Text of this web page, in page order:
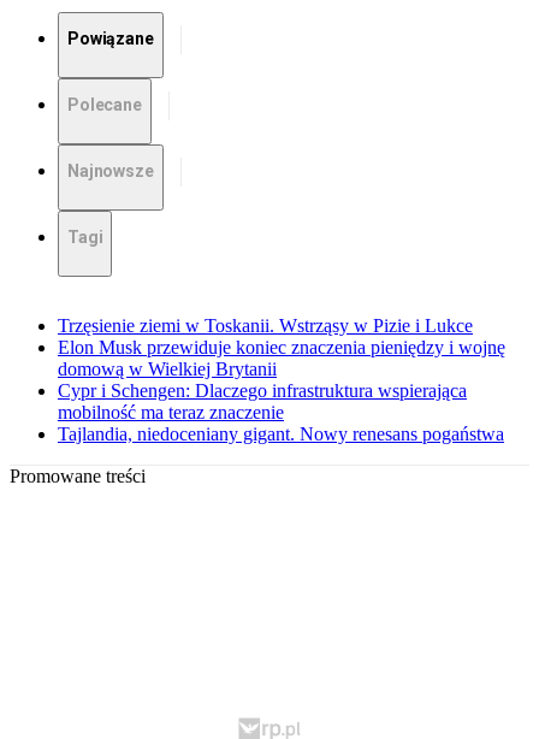
Powiązane
Polecane
Najnowsze
Tagi
Trzęsienie ziemi w Toskanii. Wstrząsy w Pizie i Lukce
Elon Musk przewiduje koniec znaczenia pieniędzy i wojnę
domową w Wielkiej Brytanii
Cypr i Schengen: Dlaczego infrastruktura wspierająca
mobilność ma teraz znaczenie
Tajlandia, niedoceniany gigant. Nowy renesans pogaństwa
Promowane treści